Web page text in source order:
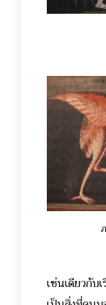
เช่นเดียวกับ